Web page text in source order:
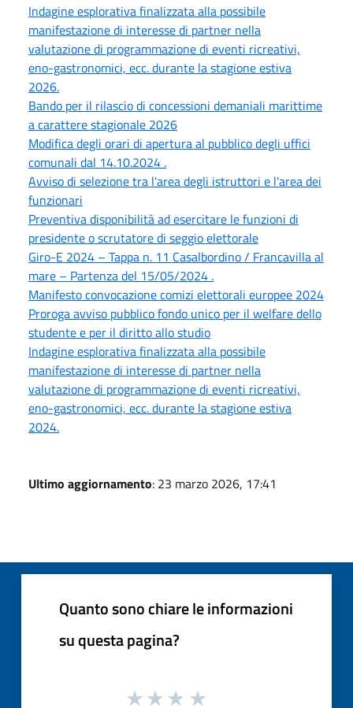
Indagine esplorativa finalizzata alla possibile
manifestazione di interesse di partner nella
valutazione di programmazione di eventi ricreativi,
eno-gastronomici, ecc. durante la stagione estiva
2026.
Bando per il rilascio di concessioni demaniali marittime
a carattere stagionale 2026
Modifica degli orari di apertura al pubblico degli uffici
comunali dal 14.10.2024 .
Avviso di selezione tra l'area degli istruttori e l'area dei
funzionari
Preventiva disponibilità ad esercitare le funzioni di
presidente o scrutatore di seggio elettorale
Giro-E 2024 – Tappa n. 11 Casalbordino / Francavilla al
mare – Partenza del 15/05/2024 .
Manifesto convocazione comizi elettorali europee 2024
Proroga avviso pubblico fondo unico per il welfare dello
studente e per il diritto allo studio
Indagine esplorativa finalizzata alla possibile
manifestazione di interesse di partner nella
valutazione di programmazione di eventi ricreativi,
eno-gastronomici, ecc. durante la stagione estiva
2024.
Ultimo aggiornamento: 23 marzo 2026, 17:41
Quanto sono chiare le informazioni
su questa pagina?